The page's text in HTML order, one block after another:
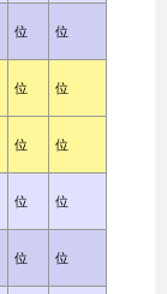
位 位
位 位
位 位
位 位
位 位